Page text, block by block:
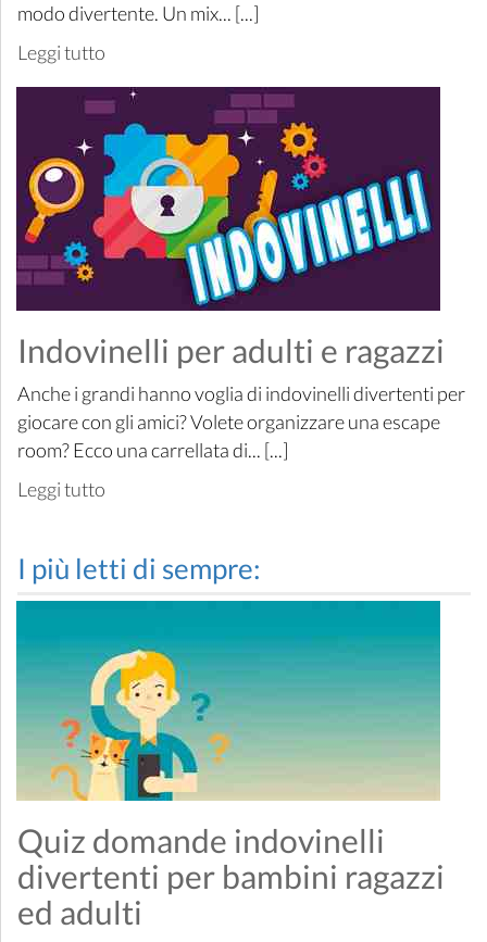
modo divertente. Un mix... [...]
Leggi tutto
Indovinelli per adulti e ragazzi
Anche i grandi hanno voglia di indovinelli divertenti per
giocare con gli amici? Volete organizzare una escape
room? Ecco una carrellata di... [...]
Leggi tutto
I più letti di sempre:
Quiz domande indovinelli
divertenti per bambini ragazzi
ed adulti